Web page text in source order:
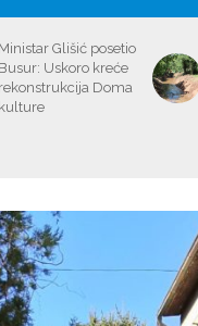
Ministar Glišić posetio
Busur: Uskoro kreće
rekonstrukcija Doma
kulture